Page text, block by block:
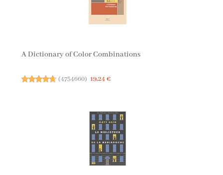
A Dictionary of Color Combinations
(4754660) 19,24 €